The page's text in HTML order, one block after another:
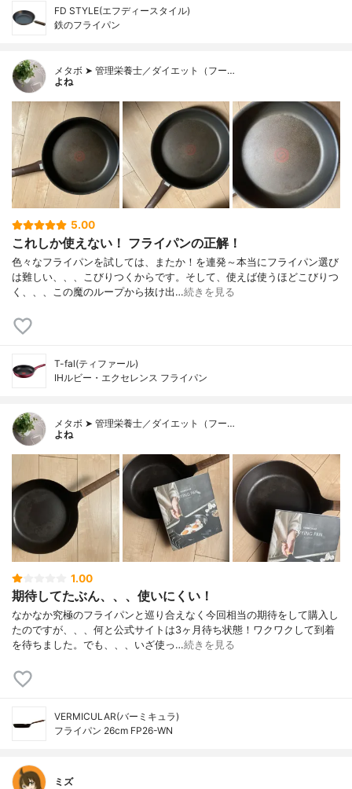
FD STYLE(エフディースタイル)
鉄のフライパン
メタボ ➤ 管理栄養士／ダイエット（フー…
よね
5.00
これしか使えない！ フライパンの正解！
色々なフライパンを試しては、またか！を連発～本当にフライパン選び
は難しい、、、こびりつくからです。そして、使えば使うほどこびりつ
く、、、この魔のループから抜け出…続きを見る
T-fal(ティファール)
IHルビー・エクセレンス フライパン
メタボ ➤ 管理栄養士／ダイエット（フー…
よね
1.00
期待してたぶん、、、使いにくい！
なかなか究極のフライパンと巡り合えなく今回相当の期待をして購入し
たのですが、、、何と公式サイトは3ヶ月待ち状態！ワクワクして到着
を待ちました。でも、、、いざ使っ…続きを見る
VERMICULAR(バーミキュラ)
フライパン 26cm FP26-WN
ミズ